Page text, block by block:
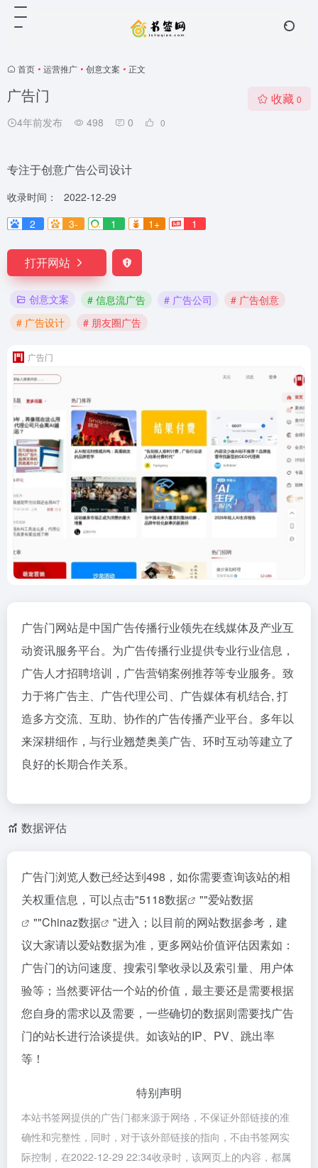
首页 • 运营推广 • 创意文案 • 正文
广告门
4年前发布 498 0 0
收藏 0
专注于创意广告公司设计
收录时间：
2022-12-29
2
3- 1 1+ 1
打开网站
创意文案 # 信息流广告 # 广告公司
# 广告创意
# 广告设计
# 朋友圈广告
广告门
广告门网站是中国广告传播行业领先在线媒体及产业互
动资讯服务平台。为广告传播行业提供专业行业信息，
广告人才招聘培训，广告营销案例推荐等专业服务。致
力于将广告主、广告代理公司、广告媒体有机结合, 打
造多方交流、互助、协作的广告传播产业平台。多年以
来深耕细作，与行业翘楚奥美广告、环时互动等建立了
良好的长期合作关系。
数据评估
广告门浏览人数已经达到498，如你需要查询该站的相
关权重信息，可以点击"5118数据 ""爱站数据
""Chinaz数据
"进入；以目前的网站数据参考，建
议大家请以爱站数据为准，更多网站价值评估因素如：
广告门的访问速度、搜索引擎收录以及索引量、用户体
验等；当然要评估一个站的价值，最主要还是需要根据
您自身的需求以及需要，一些确切的数据则需要找广告
门的站长进行洽谈提供。如该站的IP、PV、跳出率
等！
特别声明
本站书签网提供的广告门都来源于网络，不保证外部链接的准
确性和完整性，同时，对于该外部链接的指向，不由书签网实
际控制，在2022-12-29 22:34收录时，该网页上的内容，都属